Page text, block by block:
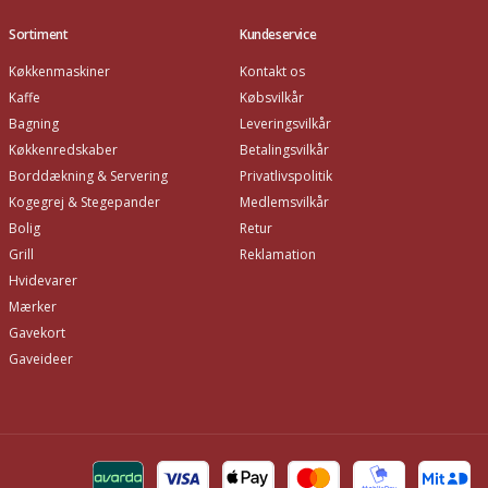
Sortiment
Køkkenmaskiner
Kaffe
Bagning
Køkkenredskaber
Borddækning & Servering
Kogegrej & Stegepander
Bolig
Grill
Hvidevarer
Mærker
Gavekort
Gaveideer
Kundeservice
Kontakt os
Købsvilkår
Leveringsvilkår
Betalingsvilkår
Privatlivspolitik
Medlemsvilkår
Retur
Reklamation